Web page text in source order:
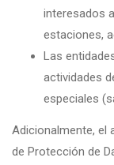
interesados
estaciones,
Las
actividades
especiales
Adicionalmente, el
de Protección de